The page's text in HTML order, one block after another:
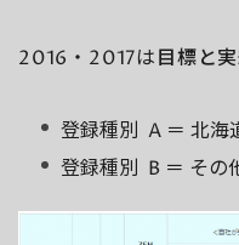
2016・2017は目標と
登録種別 A ＝ 北海
登録種別 B ＝ その